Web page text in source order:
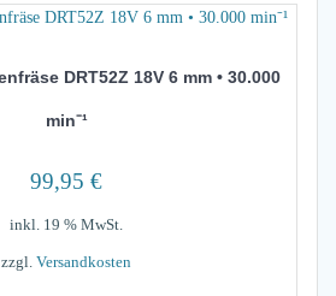
DRT52Z 18V 6 mm • 30.000
min⁻¹
99,95 €
inkl. 19 % MwSt.
zzgl. Versandkosten